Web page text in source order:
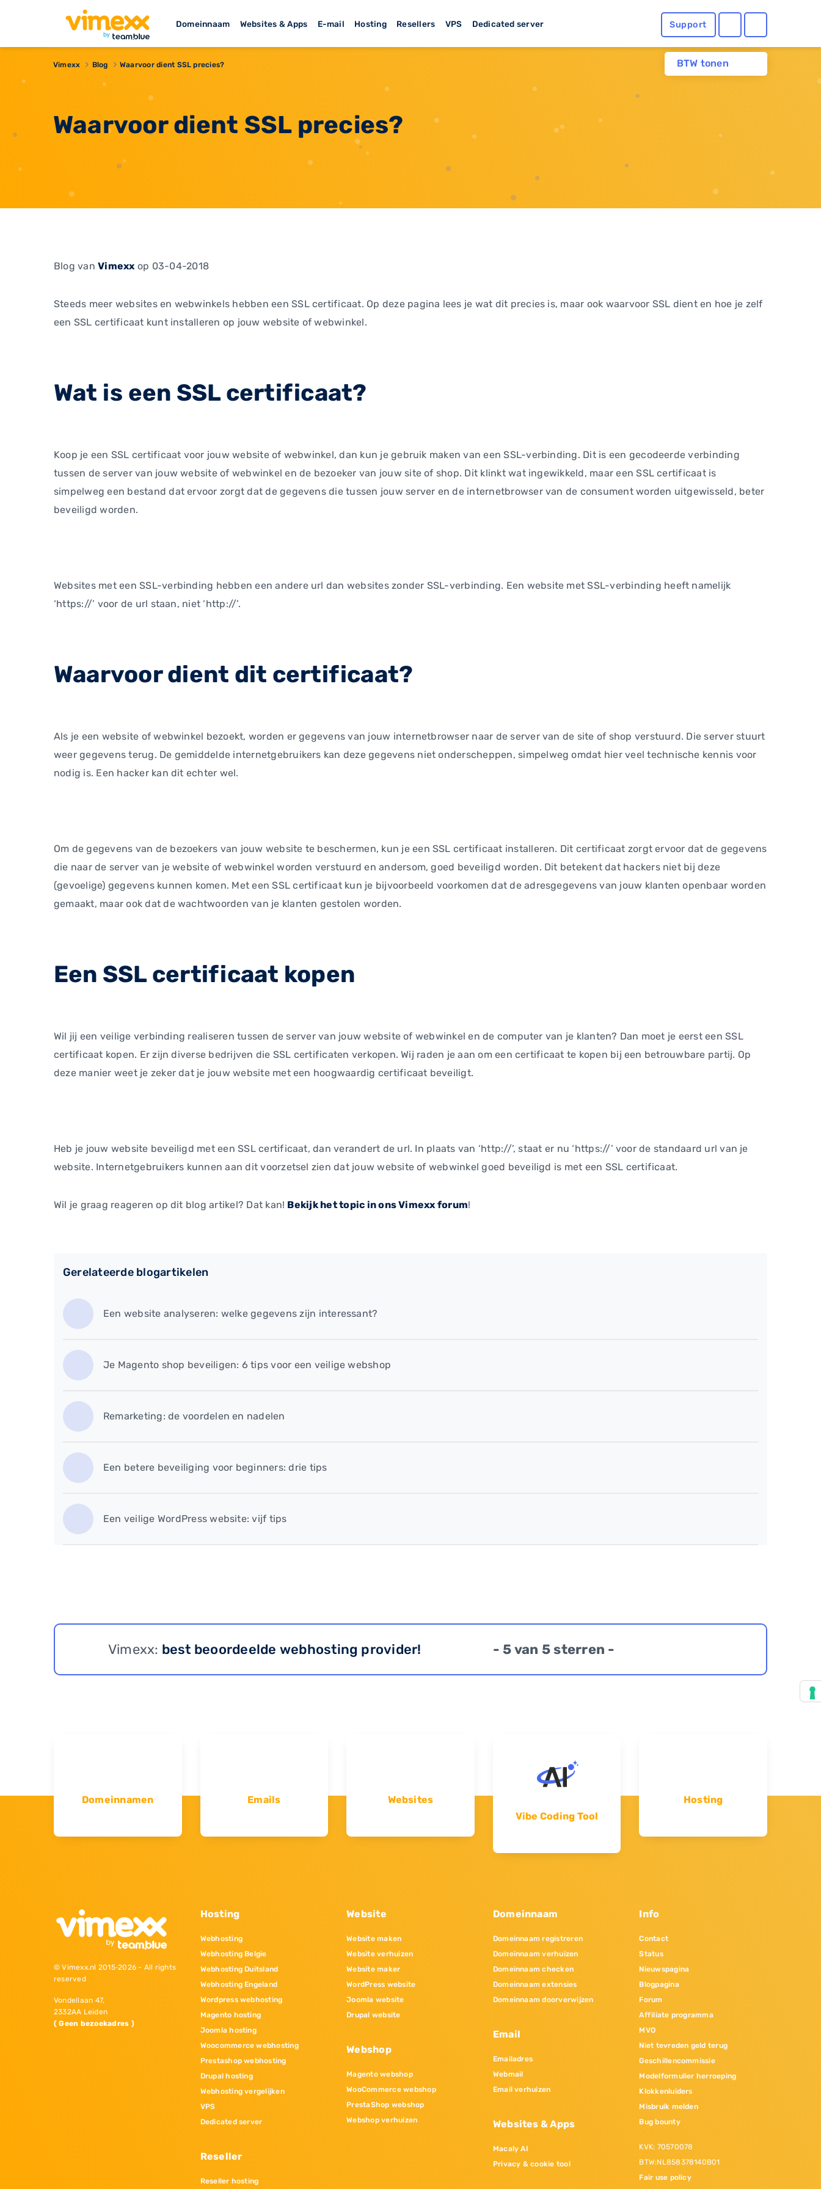
Domeinnaam Websites & Apps E-mail Hosting Resellers VPS Dedicated server Support
BTW tonen
Vimexx Blog Waarvoor dient SSL precies?
Waarvoor dient SSL precies?
Blog vanVimexx op 03-04-2018
Steeds meer websites en webwinkels hebben een SSL certificaat. Op deze pagina lees je wat dit precies is, maar ook waarvoor SSL dient en hoe je zelf
een SSL certificaat kunt installeren op jouw website of webwinkel.
Wat is een SSL certificaat?
Koop je een SSL certificaat voor jouw website of webwinkel, dan kun je gebruik maken van een SSL-verbinding. Dit is een gecodeerde verbinding
tussen de server van jouw website of webwinkel en de bezoeker van jouw site of shop. Dit klinkt wat ingewikkeld, maar een SSL certificaat is
simpelweg een bestand dat ervoor zorgt dat de gegevens die tussen jouw server en de internetbrowser van de consument worden uitgewisseld, beter
beveiligd worden.
Websites met een SSL-verbinding hebben een andere url dan websites zonder SSL-verbinding. Een website met SSL-verbinding heeft namelijk
‘https://’ voor de url staan, niet ‘http://’.
Waarvoor dient dit certificaat?
Als je een website of webwinkel bezoekt, worden er gegevens van jouw internetbrowser naar de server van de site of shop verstuurd. Die server stuurt
weer gegevens terug. De gemiddelde internetgebruikers kan deze gegevens niet onderscheppen, simpelweg omdat hier veel technische kennis voor
nodig is. Een hacker kan dit echter wel.
Om de gegevens van de bezoekers van jouw website te beschermen, kun je een SSL certificaat installeren. Dit certificaat zorgt ervoor dat de gegevens
die naar de server van je website of webwinkel worden verstuurd en andersom, goed beveiligd worden. Dit betekent dat hackers niet bij deze
(gevoelige) gegevens kunnen komen. Met een SSL certificaat kun je bijvoorbeeld voorkomen dat de adresgegevens van jouw klanten openbaar worden
gemaakt, maar ook dat de wachtwoorden van je klanten gestolen worden.
Een SSL certificaat kopen
Wil jij een veilige verbinding realiseren tussen de server van jouw website of webwinkel en de computer van je klanten? Dan moet je eerst een SSL
certificaat kopen. Er zijn diverse bedrijven die SSL certificaten verkopen. Wij raden je aan om een certificaat te kopen bij een betrouwbare partij. Op
deze manier weet je zeker dat je jouw website met een hoogwaardig certificaat beveiligt.
Heb je jouw website beveiligd met een SSL certificaat, dan verandert de url. In plaats van ‘http://’, staat er nu ‘https://’ voor de standaard url van je
website. Internetgebruikers kunnen aan dit voorzetsel zien dat jouw website of webwinkel goed beveiligd is met een SSL certificaat.
Wil je graag reageren op dit blog artikel? Dat kan! Bekijk het topic in ons Vimexx forum!
Gerelateerde blogartikelen
Een website analyseren: welke gegevens zijn interessant?
Je Magento shop beveiligen: 6 tips voor een veilige webshop
Remarketing: de voordelen en nadelen
Een betere beveiliging voor beginners: drie tips
Een veilige WordPress website: vijf tips
Vimexx: best beoordeelde webhosting provider! - 5 van 5 sterren -
Domeinnamen Emails
Websites
Vibe Coding Tool
Hosting
© Vimexx.nl 2015‐2026 - All rights
reserved
Vondellaan 47,
2332AA Leiden
( Geen bezoekadres )
Hosting
Webhosting
Webhosting Belgie
Webhosting Duitsland
Webhosting Engeland
Wordpress webhosting
Magento hosting
Joomla hosting
Woocommerce webhosting
Prestashop webhosting
Drupal hosting
Webhosting vergelijken
VPS
Dedicated server
Reseller
Reseller hosting
Website
Website maken
Website verhuizen
Website maker
WordPress website
Joomla website
Drupal website
Webshop
Magento webshop
WooCommerce webshop
PrestaShop webshop
Webshop verhuizen
Domeinnaam
Domeinnaam registreren
Domeinnaam verhuizen
Domeinnaam checken
Domeinnaam extensies
Domeinnaam doorverwijzen
Email
Emailadres
Webmail
Email verhuizen
Websites & Apps
Macaly AI
Privacy & cookie tool
Info
Contact
Status
Nieuwspagina
Blogpagina
Forum
Affiliate programma
MVO
Niet tevreden geld terug
Geschillencommissie
Modelformulier herroeping
Klokkenluiders
Misbruik melden
Bug bounty
KVK: 70570078
BTW:NL858378140B01
Fair use policy